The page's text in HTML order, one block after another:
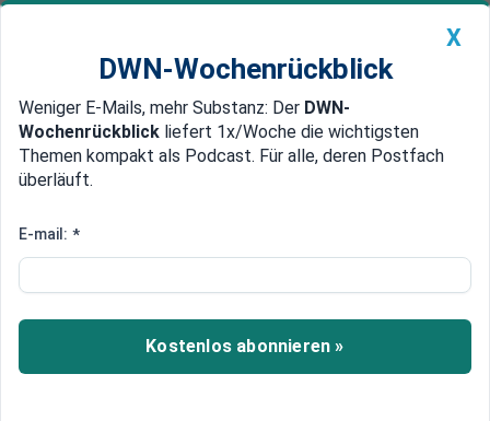
Newsticker MEIN DWN: Geldanlage Premium
Edelmetalle DWN-Magazin China
Meinungsfreiheit eingeschränkt
Ukraine beschließt Gesetz zum
Verbot von russischen Büchern
Die Ukraine will Bücher verbieten, die Russland
X
DWN-Wochenrückblick
Weniger E-Mails, mehr Substanz: Der DWN-
Wochenrückblick liefert 1x/Woche die wichtigsten
Themen kompakt als Podcast. Für alle, deren Postfach
überläuft.
E-mail: *
Kostenlos abonnieren »